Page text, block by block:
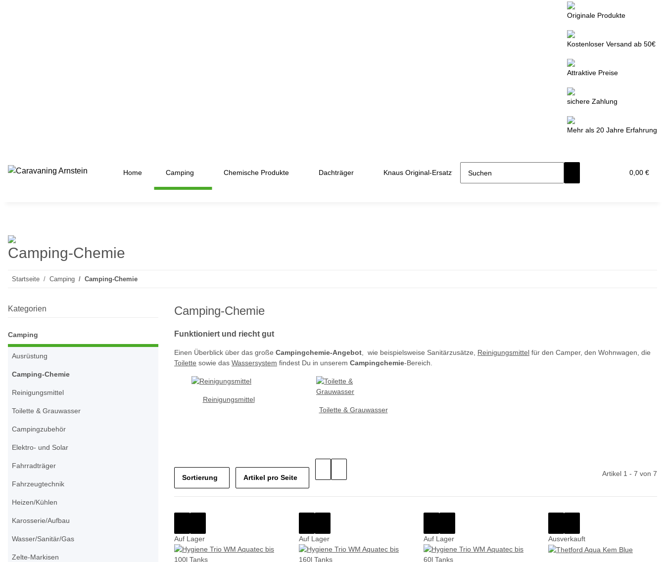
Originale Produkte
Kostenloser Versand ab 50€
Attraktive Preise
sichere Zahlung
Mehr als 20 Jahre Erfahrung
0,00 €
Home Camping Chemische Produkte Dachträger Knaus Original-Ersatzteile
Camping-Chemie
Startseite Camping Camping-Chemie
Camping-Chemie
Funktioniert und riecht gut
Einen Überblick über das große Campingchemie-Angebot , wie beispielsweise Sanitärzusätze, Reinigungsmittel für den Camper, den Wohnwagen, die
Toilette sowie das Wassersystem findest Du in unserem Campingchemie-Bereich.
Reinigungsmittel
Toilette & Grauwasser
Sortierung Artikel pro Seite
Artikel 1 - 7 von 7
Auf Lager Auf Lager Auf Lager Ausverkauft
Kategorien
Camping
Ausrüstung
Camping-Chemie
Reinigungsmittel
Toilette & Grauwasser
Campingzubehör
Elektro- und Solar
Fahrradträger
Fahrzeugtechnik
Heizen/Kühlen
Karosserie/Aufbau
Wasser/Sanitär/Gas
Zelte-Markisen